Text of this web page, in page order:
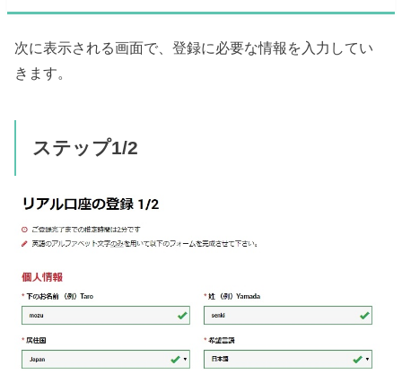
次に表示される画面で、登録に必要な情報を入力してい
きます。
ステップ1/2